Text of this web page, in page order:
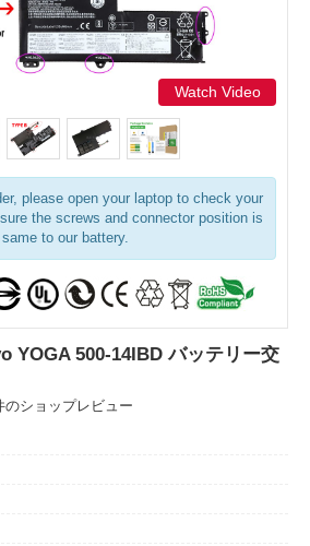
Watch Video
please open your laptop to check your
the screws and connector position is
same to our battery.
YOGA 500-14IBD バッテリー交
のショップレビュー